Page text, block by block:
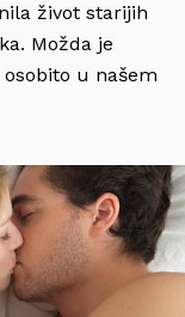
život starijih
Možda je
u našem